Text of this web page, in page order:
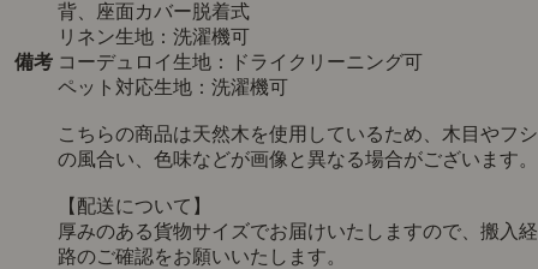
備考
背、座面カバー脱着式
リネン生地：洗濯機可
コーデュロイ生地：ドライクリーニング可
ペット対応生地：洗濯機可
こちらの商品は天然木を使用しているため、木目やフシ
の風合い、色味などが画像と異なる場合がございます。
【配送について】
厚みのある貨物サイズでお届けいたしますので、搬入経
路のご確認をお願いいたします。